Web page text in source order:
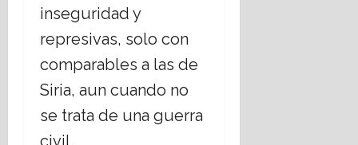
inseguridad y
represivas, solo con
comparables a las de
Siria, aun cuando no
se trata de una guerra